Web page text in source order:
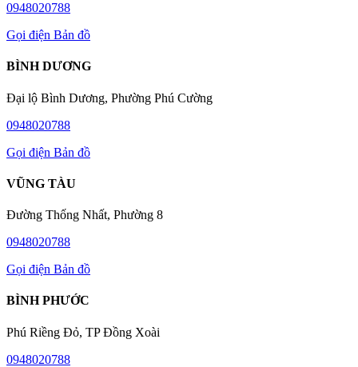
0948020788
Gọi điện Bản đồ
BÌNH DƯƠNG
Đại lộ Bình Dương, Phường Phú Cường
0948020788
Gọi điện Bản đồ
VŨNG TÀU
Đường Thống Nhất, Phường 8
0948020788
Gọi điện Bản đồ
BÌNH PHƯỚC
Phú Riềng Đỏ, TP Đồng Xoài
0948020788